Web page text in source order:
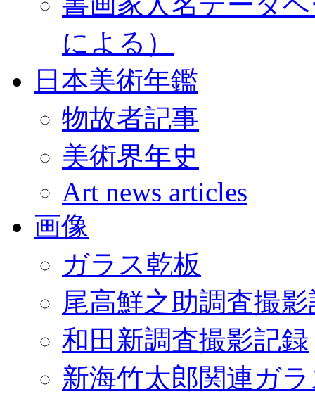
による）
日本美術年鑑
物故者記事
美術界年史
Art news articles
画像
ガラス乾板
尾高鮮之助調査撮
和田新調査撮影記録
新海竹太郎関連ガ